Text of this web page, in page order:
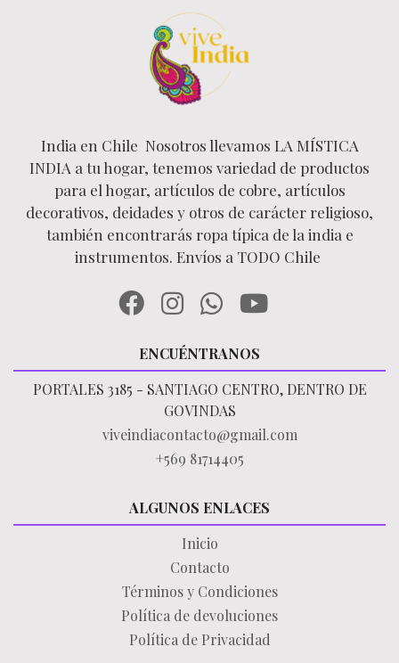
India en Chile Nosotros llevamos LA MÍSTICA
INDIA a tu hogar, tenemos variedad de productos
para el hogar, artículos de cobre, artículos
decorativos, deidades y otros de carácter religioso,
también encontrarás ropa típica de la india e
instrumentos. Envíos a TODO Chile
ENCUÉNTRANOS
PORTALES 3185 - SANTIAGO CENTRO, DENTRO DE
GOVINDAS
viveindiacontacto@gmail.com
+569 81714405
ALGUNOS ENLACES
Inicio
Contacto
Términos y Condiciones
Política de devoluciones
Política de Privacidad